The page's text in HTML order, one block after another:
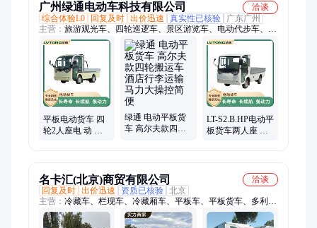
广州绿通电动车科技有限公司
洽谈
综合体验L0
回复及时 出价迅速 真实性已核验
广东广州
主营： 旅游观光车、四轮巡逻车、景区游览车、电动代步车、电
动观光车、旅游电动摆渡车、电动货车、接待代步车、景区观光
车、景区代步车、婚纱摄影车、高尔夫观光车
平板电动货车 四
轮2人座电 动 货
绿通 电动平板货
车 高尔夫款四轮
LT-S2.B.HP电动平
板货车两人座 动
名卡汇(北京)商贸有限公司
洽谈
回复及时 出价迅速 资质已核验 北京
主营： 冷藏车、栏现车、冷藏厢车、平板车、平板货车、多利卡
货车、东风货车、福田智蓝纯电动货车、长安小货车、两座封闭